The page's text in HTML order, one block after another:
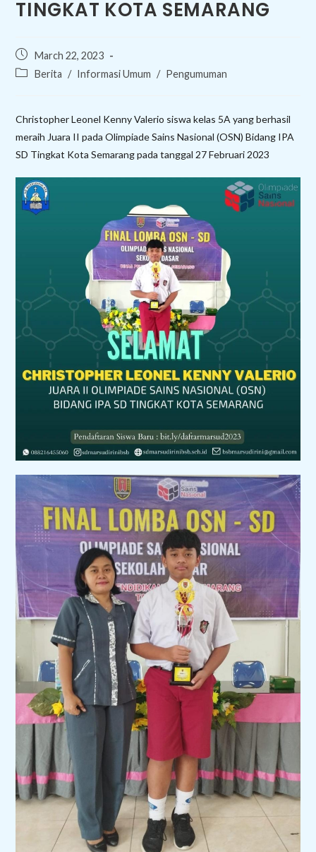
TINGKAT KOTA SEMARANG
Post
published:
March 22, 2023
PostBerita / Informasi Umum / Pengumuman
Christopher Leonel Kenny Valerio siswa kelas 5A yang berhasil
meraih Juara II pada Olimpiade Sains Nasional (OSN) Bidang IPA
SD Tingkat Kota Semarang pada tanggal 27 Februari 2023